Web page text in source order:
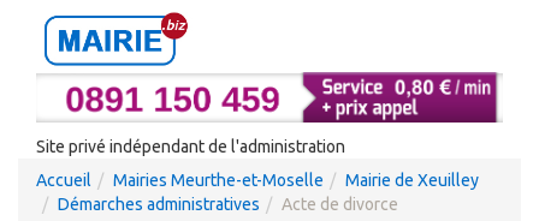
Site privé indépendant de l'administration
Accueil
Mairies Meurthe-et-Moselle
Mairie de Xeuilley
Démarches administratives
Acte de divorce